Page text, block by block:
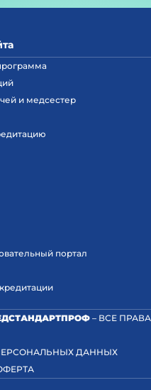
и медсестер
портал
– ВСЕ
ДАННЫХ